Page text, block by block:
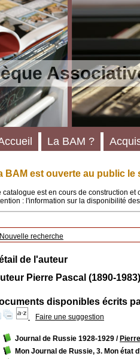
BAM est ouverte au public le
catalogue est en cours de construction
: l'information sur la disponibilité
Nouvelle recherche
de l'auteur
Pierre Pascal (1890-1983)
disponibles écrits
Faire une suggestion
Journal de Russie 1928-1929 /
Mon Journal de Russie, 3. Mon état
La BAM ?